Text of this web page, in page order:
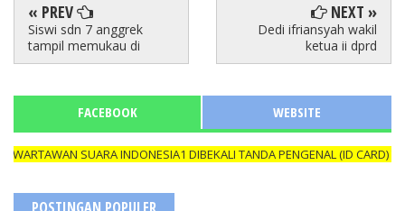
« PREV
Siswi sdn 7 anggrek
tampil memukau di
NEXT »
Dedi ifriansyah wakil
ketua ii dprd
FACEBOOK WEBSITE
SUARA INDONESIA1 DIBEKALI TANDA PENGENAL (ID CARD) YANG